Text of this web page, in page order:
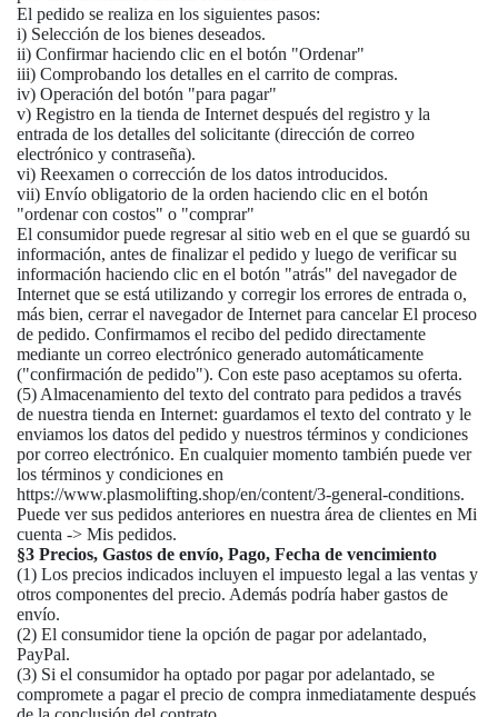
El pedido se realiza en los siguientes pasos:
i) Selección de los bienes deseados.
ii) Confirmar haciendo clic en el botón "Ordenar"
iii) Comprobando los detalles en el carrito de compras.
iv) Operación del botón "para pagar"
v) Registro en la tienda de Internet después del registro y la
entrada de los detalles del solicitante (dirección de correo
electrónico y contraseña).
vi) Reexamen o corrección de los datos introducidos.
vii) Envío obligatorio de la orden haciendo clic en el botón
"ordenar con costos" o "comprar"
El consumidor puede regresar al sitio web en el que se guardó su
información, antes de finalizar el pedido y luego de verificar su
información haciendo clic en el botón "atrás" del navegador de
Internet que se está utilizando y corregir los errores de entrada o,
más bien, cerrar el navegador de Internet para cancelar El proceso
de pedido. Confirmamos el recibo del pedido directamente
mediante un correo electrónico generado automáticamente
("confirmación de pedido"). Con este paso aceptamos su oferta.
(5) Almacenamiento del texto del contrato para pedidos a través
de nuestra tienda en Internet: guardamos el texto del contrato y le
enviamos los datos del pedido y nuestros términos y condiciones
por correo electrónico. En cualquier momento también puede ver
los términos y condiciones en
https://www.plasmolifting.shop/en/content/3-general-conditions.
Puede ver sus pedidos anteriores en nuestra área de clientes en Mi
cuenta -> Mis pedidos.
§3 Precios, Gastos de envío, Pago, Fecha de vencimiento
(1) Los precios indicados incluyen el impuesto legal a las ventas y
otros componentes del precio. Además podría haber gastos de
envío.
(2) El consumidor tiene la opción de pagar por adelantado,
PayPal.
(3) Si el consumidor ha optado por pagar por adelantado, se
compromete a pagar el precio de compra inmediatamente después